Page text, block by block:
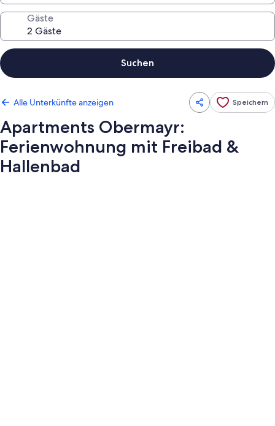
Gäste
Suchen
Alle Unterkünfte anzeigen Speichern
Apartments Obermayr:
Ferienwohnung mit Freibad &
Hallenbad